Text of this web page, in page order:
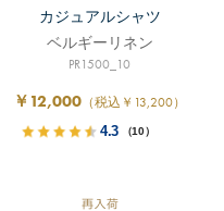
カジュアルシャツ
ベルギーリネン
PR1500_10
￥12,000 （税込￥13,200）
4.3 （10）